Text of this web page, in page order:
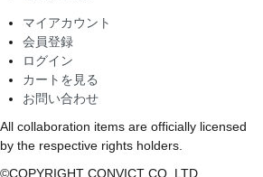
マイアカウント
会員登録
ログイン
カートを見る
お問い合わせ
All collaboration items are officially licensed
by the respective rights holders.
©COPYRIGHT CONVICT CO.,LTD.